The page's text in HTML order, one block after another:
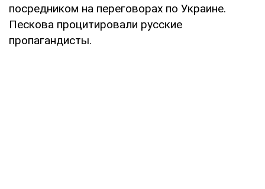
посредником на переговорах по Украине.
Пескова процитировали русские
пропагандисты.